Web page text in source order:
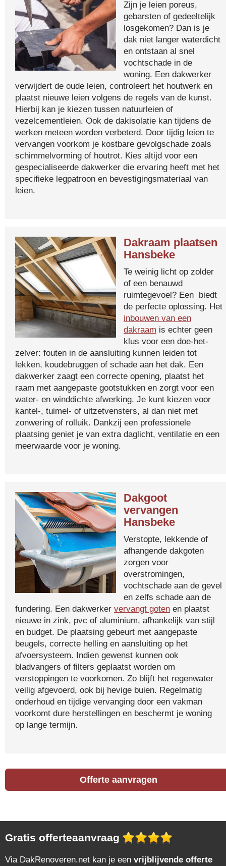
Zijn je leien poreus,
gebarsten of gedeeltelijk
losgekomen? Dan is je
dak niet langer waterdicht
en ontstaan al snel
vochtschade in de
woning. Een dakwerker
verwijdert de oude leien, controleert het houtwerk en
plaatst nieuwe leien volgens de regels van de kunst.
Hierbij kan je kiezen tussen natuurleien of
vezelcementleien. Ook de dakisolatie kan tijdens de
werken meteen worden verbeterd. Door tijdig leien te
vervangen voorkom je kostbare gevolgschade zoals
schimmelvorming of houtrot. Kies altijd voor een
gespecialiseerde dakwerker die ervaring heeft met het
specifieke legpatroon en bevestigingsmateriaal van
leien.
Dakraam plaatsen
Hansbeke
Te weinig licht op zolder
of een benauwd
ruimtegevoel? Een biedt
de perfecte oplossing. Het
inbouwen van een
dakraam is echter geen
klus voor een doe-het-
zelver: fouten in de aansluiting kunnen leiden tot
lekken, koudebruggen of schade aan het dak. Een
dakwerker zaagt een correcte opening, plaatst het
raam met aangepaste gootstukken en zorgt voor een
water- en winddichte afwerking. Je kunt kiezen voor
kantel-, tuimel- of uitzetvensters, al dan niet met
zonwering of rolluik. Dankzij een professionele
plaatsing geniet je van extra daglicht, ventilatie en een
meerwaarde voor je woning.
Dakgoot
vervangen
Hansbeke
Verstopte, lekkende of
afhangende dakgoten
zorgen voor
overstromingen,
vochtschade aan de gevel
en zelfs schade aan de
fundering. Een dakwerker vervangt goten en plaatst
nieuwe in zink, pvc of aluminium, afhankelijk van stijl
en budget. De plaatsing gebeurt met aangepaste
beugels, correcte helling en aansluiting op het
afvoersysteem. Indien gewenst kunnen ook
bladvangers of filters geplaatst worden om
verstoppingen te voorkomen. Zo blijft het regenwater
veilig afgevoerd, ook bij hevige buien. Regelmatig
onderhoud en tijdige vervanging door een vakman
voorkomt dure herstellingen en beschermt je woning
op lange termijn.
Offerte aanvragen
Gratis offerteaanvraag
Via DakRenoveren.net kan je een vrijblijvende offerte